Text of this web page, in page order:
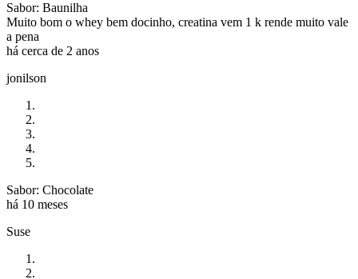
Sabor: Baunilha
Muito bom o whey bem docinho, creatina vem 1 k rende muito vale
a pena
há cerca de 2 anos
jonilson
Sabor: Chocolate
há 10 meses
Suse